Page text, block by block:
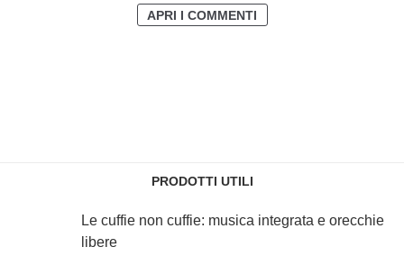
APRI I COMMENTI
PRODOTTI UTILI
Le cuffie non cuffie: musica integrata e orecchie
libere